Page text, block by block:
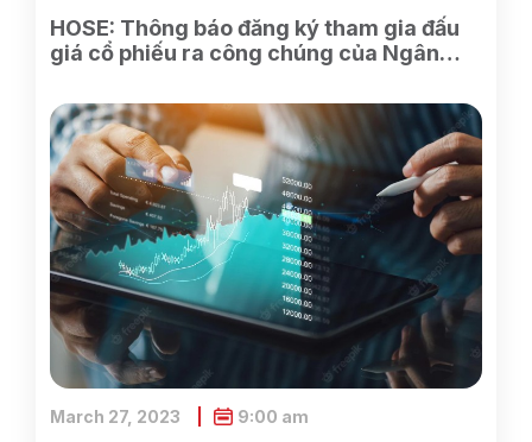
HOSE: Thông báo đăng ký tham gia đấu
giá cổ phiếu ra công chúng của Ngân
March 27, 2023 9:00 am